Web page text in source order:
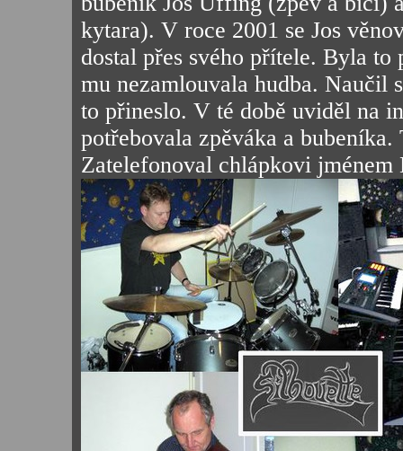
kytara). V roce 2001 se Jos
dostal přes svého přítele. Byla
mu nezamlouvala hudba. Naučil
to přineslo. V té době uviděl na
potřebovala zpěváka a
Zatelefonoval chlápkovi